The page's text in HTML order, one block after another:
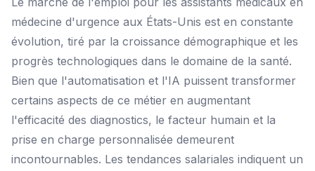
médecine d'urgence aux États-Unis est en constante
évolution, tiré par la croissance démographique et les
progrès technologiques dans le domaine de la santé.
Bien que l'automatisation et l'IA puissent transformer
certains aspects de ce métier en augmentant
l'efficacité des diagnostics, le facteur humain et la
prise en charge personnalisée demeurent
incontournables. Les tendances salariales indiquent un